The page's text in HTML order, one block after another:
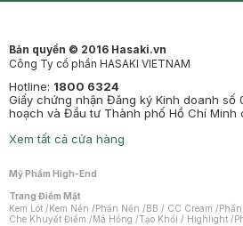
Bản quyền © 2016 Hasaki.vn
Công Ty cổ phần HASAKI VIETNAM
Hotline: 1800 6324
Giấy chứng nhận Đăng ký Kinh doanh số
hoạch và Đầu tư Thành phố Hồ Chí Minh
Xem tất cả cửa hàng
Mỹ Phẩm High-End
Trang Điểm Mặt
Kem Lót /Kem Nền /Phấn Nền /BB / CC Cream /
Che Khuyết Điểm /Má Hồng /Tạo Khối / Highlight /